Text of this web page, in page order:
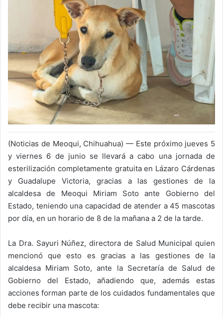
(Noticias de Meoqui, Chihuahua) — Este próximo jueves 5
y viernes 6 de junio se llevará a cabo una jornada de
esterilización completamente gratuita en Lázaro Cárdenas
y Guadalupe Victoria, gracias a las gestiones de la
alcaldesa de Meoqui Miriam Soto ante Gobierno del
Estado, teniendo una capacidad de atender a 45 mascotas
por día, en un horario de 8 de la mañana a 2 de la tarde.
La Dra. Sayuri Núñez, directora de Salud Municipal quien
mencionó que esto es gracias a las gestiones de la
alcaldesa Miriam Soto, ante la Secretaría de Salud de
Gobierno del Estado, añadiendo que, además estas
acciones forman parte de los cuidados fundamentales que
debe recibir una mascota: